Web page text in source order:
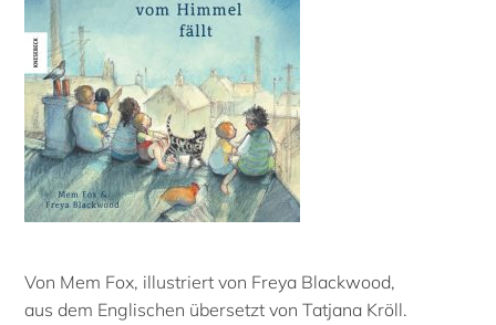
Von Mem Fox, illustriert von Freya Blackwood,
aus dem Englischen übersetzt von Tatjana Kröll.